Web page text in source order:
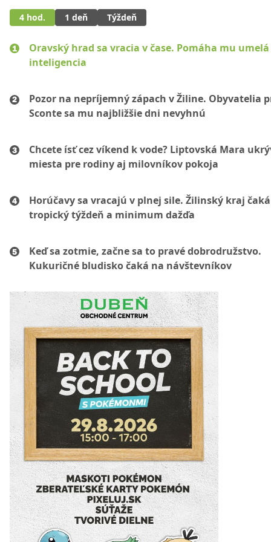
4 hod. 1 deň Týždeň
Oravský hrad sa vracia v čase. Pomáha mu umelá
inteligencia
Pozor na nepríjemný zápach v Žiline. Obyvatelia
Sconte sa mu najbližšie dni nevyhnú
Chcete ísť cez víkend k vode? Liptovská Mara
miesta pre rodiny aj milovníkov pokoja
Horúčavy sa vracajú v plnej sile. Žilinský kraj čaká
tropický týždeň a minimum dažďa
Keď sa zotmie, začne sa to pravé dobrodružstvo.
Kukuričné bludisko čaká na návštevníkov